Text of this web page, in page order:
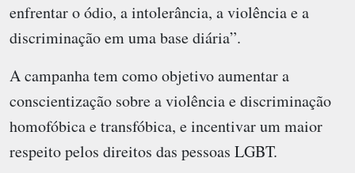
enfrentar o ódio, a intolerância, a violência e a
discriminação em uma base diária”.
A campanha tem como objetivo aumentar a
conscientização sobre a violência e discriminação
homofóbica e transfóbica, e incentivar um maior
respeito pelos direitos das pessoas LGBT.